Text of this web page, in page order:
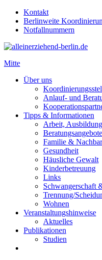
Kontakt
Berlinweite
Notfallnummern
Mitte
Über uns
Anlauf- und
Tipps & Informationen
Arbeit,
Familie &
Gesundheit
Häusliche Gewalt
Kinderbetreuung
Links
Schwangerschaft
Trennung/
Wohnen
Veranstaltungshinweise
Aktuelles
Publikationen
Studien